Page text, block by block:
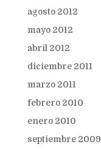
agosto 2012
mayo 2012
abril 2012
diciembre 2011
marzo 2011
febrero 2010
enero 2010
septiembre 2009